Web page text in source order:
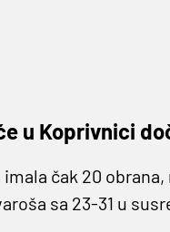
u Koprivnici
čak 20
sa 23-31 u